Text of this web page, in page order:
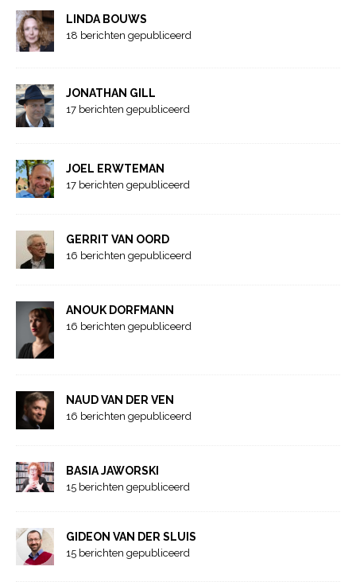
LINDA BOUWS
18 berichten gepubliceerd
JONATHAN GILL
17 berichten gepubliceerd
JOEL ERWTEMAN
17 berichten gepubliceerd
GERRIT VAN OORD
16 berichten gepubliceerd
ANOUK DORFMANN
16 berichten gepubliceerd
NAUD VAN DER VEN
16 berichten gepubliceerd
BASIA JAWORSKI
15 berichten gepubliceerd
GIDEON VAN DER SLUIS
15 berichten gepubliceerd